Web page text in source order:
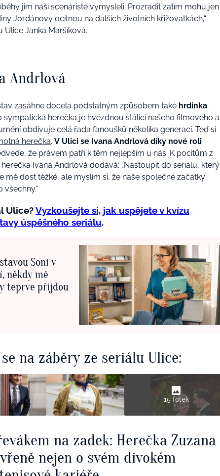
jim naši scenáristé vymysleli. Prozradit zatím mohu jen
Jordánovy ocitnou na dalších životních křižovatkách,“
Janka Maršíková.
Andrlová
zasáhne docela podstatným způsobem také hrdinka
sympatická herečka je hvězdnou stálicí našeho filmového a
obdivuje celá řada fanoušků několika generací. Teď si
herečka. V Ulici se Ivana Andrlová díky nové roli
že právem patří k těm nejlepším u nás. K pocitům z
Ivana Andrlová dodává: „Nastoupit do seriálu, který
dost těžké, ale myslím si, že naše společné začátky
Ulice?Vyzkoušejte si, jak uspějete v kvízu
úspěšného seriálu.
Soni v
někdy mě
teprve přijdou
na záběry ze seriálu Ulice:
15 fotek
na zadek: Herečka Zuzana
nejen o svém divokém